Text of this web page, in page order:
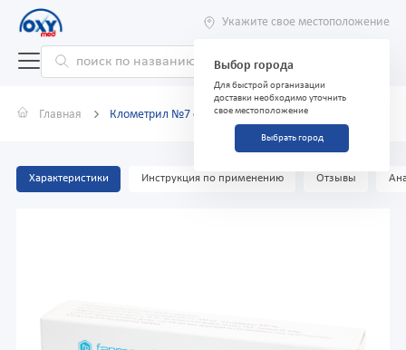
Укажите свое местоположение
Выбор города
Для быстрой организации
доставки необходимо уточнить
свое местоположение
Выбрать город
Главная Клометрил №7 суппозитории вагинальные
Характеристики Инструкция по применению Отзывы